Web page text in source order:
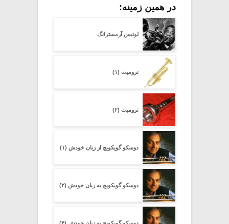
در همین زمینه:
لوئیس آرمسترانگ
ترومپت (۱)
ترومپت (۲)
دوسکو گویکویچ از زبان خودش (۱)
دوسکو گویکویچ به زبان خودش (۲)